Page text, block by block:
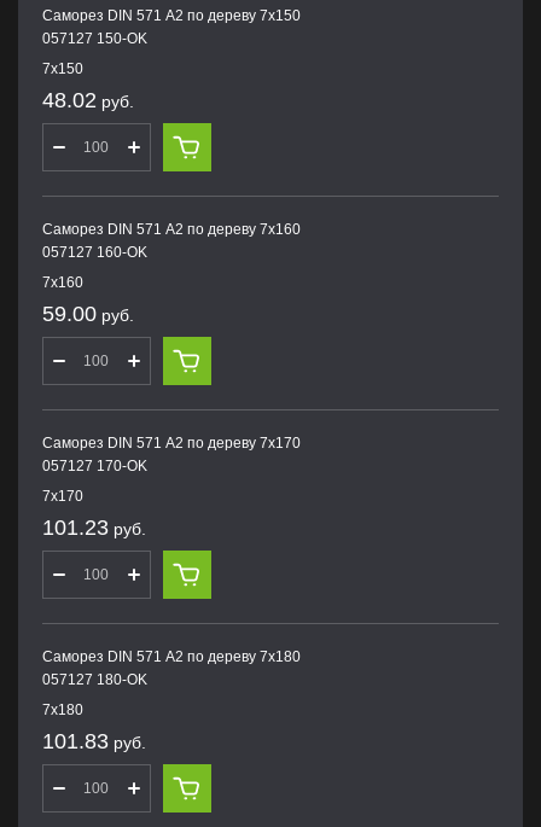
Саморез DIN 571 А2 по дереву 7х150
057127 150-OK
7х150
48.02 руб.
Саморез DIN 571 А2 по дереву 7х160
057127 160-OK
7х160
59.00 руб.
Саморез DIN 571 А2 по дереву 7х170
057127 170-OK
7х170
101.23 руб.
Саморез DIN 571 А2 по дереву 7х180
057127 180-OK
7х180
101.83 руб.